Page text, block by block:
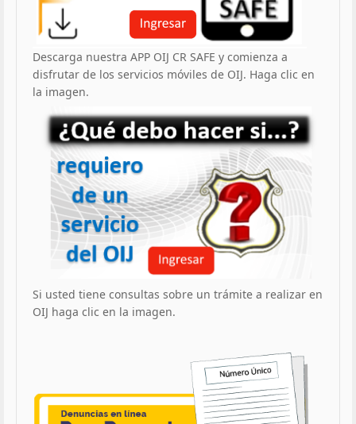
Descarga nuestra APP OIJ CR SAFE y comienza a
disfrutar de los servicios móviles de OIJ. Haga clic en
la imagen.
Si usted tiene consultas sobre un trámite a realizar en
OIJ haga clic en la imagen.